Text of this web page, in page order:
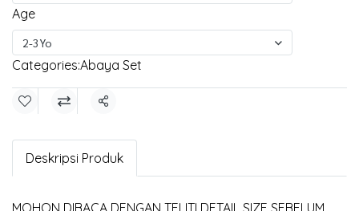
Age
2-3Yo
Categories:Abaya Set
Share
Deskripsi Produk
MOHON DIBACA DENGAN TELITI DETAIL SIZE SEBELUM